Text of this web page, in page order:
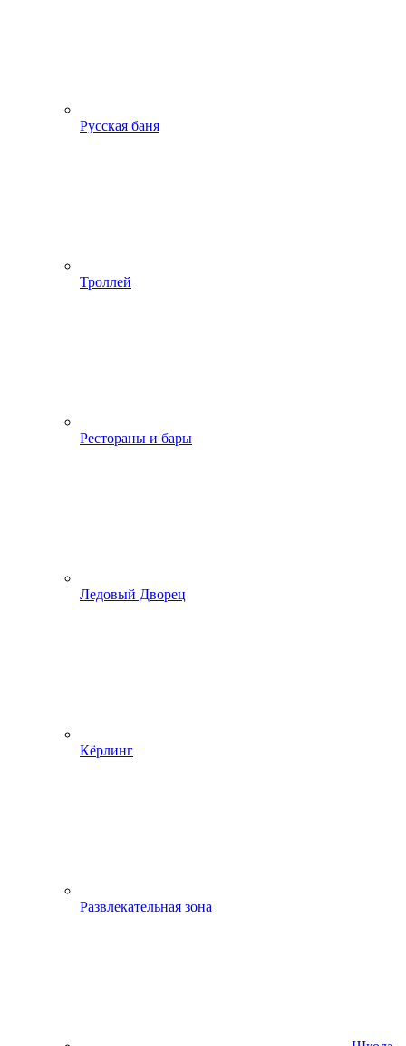
Русская баня
Троллей
Рестораны и бары
Ледовый Дворец
Кёрлинг
Развлекательная зона